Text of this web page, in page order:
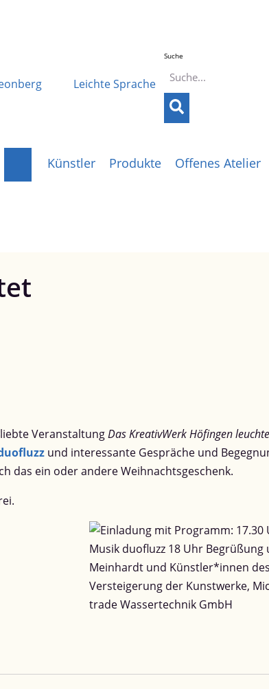
Leichte Sprache
Suche
Künstler Produkte Offenes Atelier
VeranstaltungDas KreativWerk Höfingen
und interessante Gespräche und
das ein oder andere Weihnachtsgeschenk.